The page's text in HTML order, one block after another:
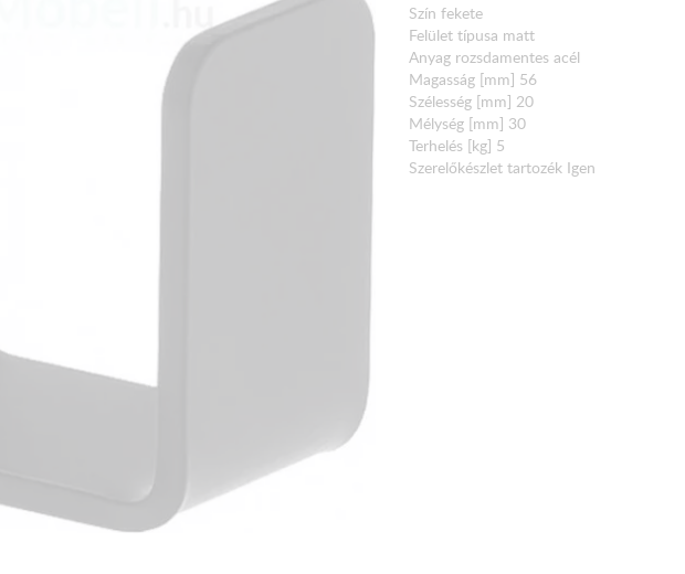
Szín fekete
Felület típusa matt
Anyag rozsdamentes acél
Magasság [mm] 56
Szélesség [mm] 20
Mélység [mm] 30
Terhelés [kg] 5
Szerelőkészlet tartozék Igen